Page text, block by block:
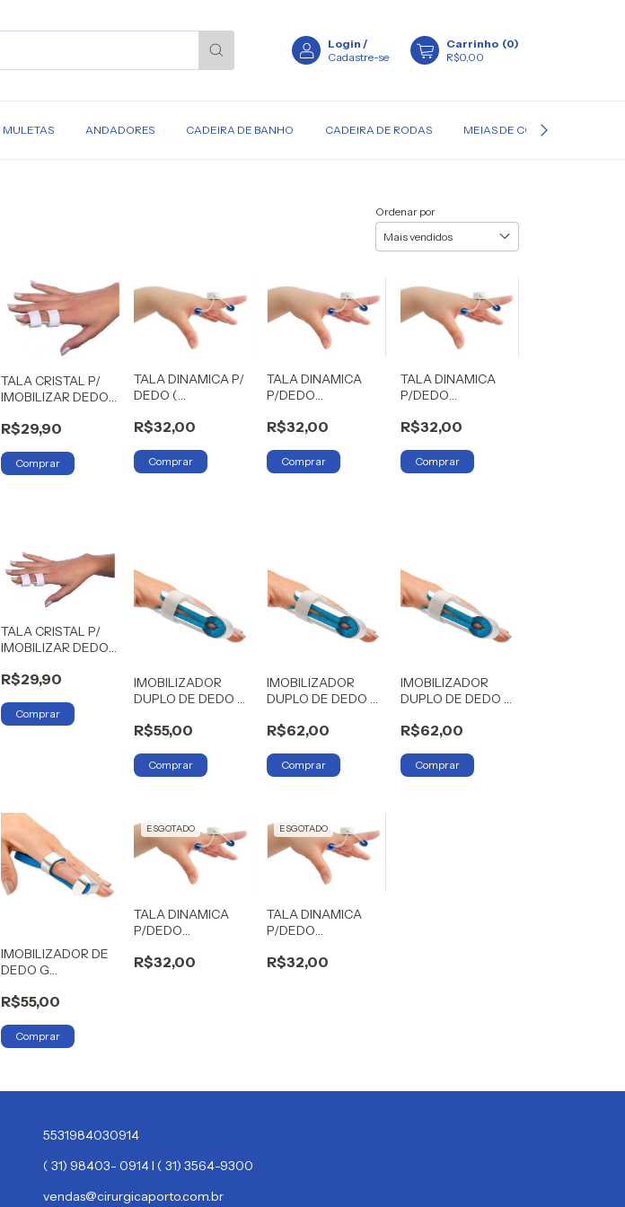
Login /
Cadastre-se
Carrinho (0)
R$0,00
MULETAS ANDADORES CADEIRA DE BANHO CADEIRA DE RODAS MEIAS DE COMPRESSÃO
Ordenar por
TALA CRISTAL P/
IMOBILIZAR DEDOS
R$29,90
TALA DINAMICA P/
DEDO (
GG
R$32,00
TALA DINAMICA
P/DEDO
PP
R$32,00
TALA DINAMICA
P/DEDO
M
R$32,00
TALA CRISTAL P/
IMOBILIZAR DEDOS
R$29,90
IMOBILIZADOR
DUPLO DE DEDO P
R$55,00
IMOBILIZADOR
DUPLO DE DEDO M
R$62,00
IMOBILIZADOR
DUPLO DE DEDO G
R$62,00
IMOBILIZADOR DE
DEDO G
R$55,00
ESGOTADO
TALA DINAMICA
P/DEDO
P
R$32,00
ESGOTADO
TALA DINAMICA
P/DEDO
GG
R$32,00
5531984030914
( 31) 98403- 0914 I ( 31) 3564-9300
vendas@cirurgicaporto.com.br